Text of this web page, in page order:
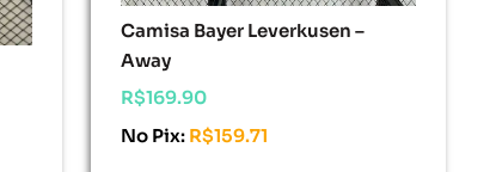
Camisa Bayer Leverkusen –
Away
R$169.90
No Pix: R$159.71